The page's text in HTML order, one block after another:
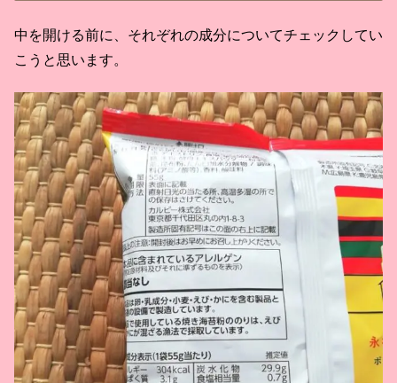
中を開ける前に、それぞれの成分についてチェックしてい
こうと思います。